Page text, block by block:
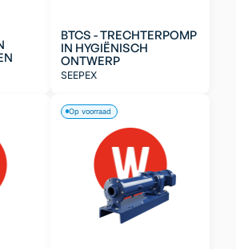
BTCS - TRECHTERPOMP
IN HYGIËNISCH
ONTWERP
SEEPEX
Op voorraad